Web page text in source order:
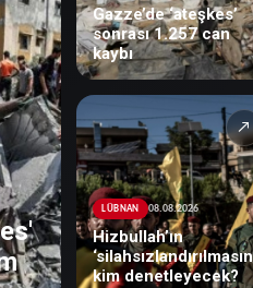
Gazze’de ‘ateşkes’
sonrası 1.257 can
kaybı
↗
LÜBNAN 08.08.2026
Hizbullah’ın
kim denetleyecek?